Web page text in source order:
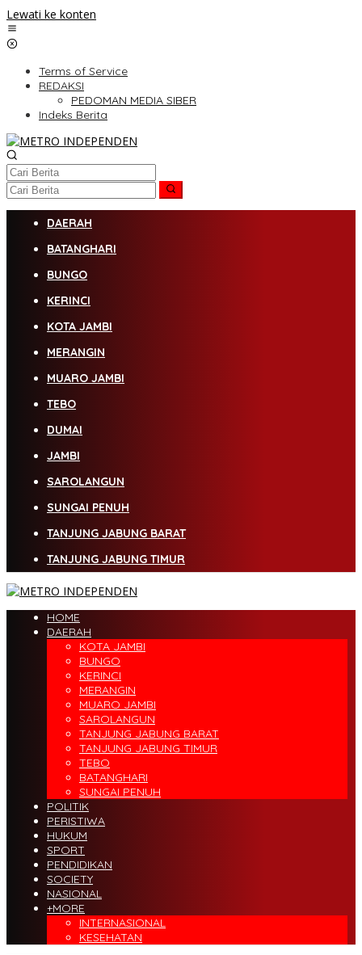
Lewati ke konten
Terms of Service
REDAKSI
PEDOMAN MEDIA SIBER
Indeks Berita
DAERAH
BATANGHARI
BUNGO
KERINCI
KOTA JAMBI
MERANGIN
MUARO JAMBI
TEBO
DUMAI
JAMBI
SAROLANGUN
SUNGAI PENUH
TANJUNG JABUNG BARAT
TANJUNG JABUNG TIMUR
HOME
DAERAH
KOTA JAMBI
BUNGO
KERINCI
MERANGIN
MUARO JAMBI
SAROLANGUN
TANJUNG JABUNG BARAT
TANJUNG JABUNG TIMUR
TEBO
BATANGHARI
SUNGAI PENUH
POLITIK
PERISTIWA
HUKUM
SPORT
PENDIDIKAN
SOCIETY
NASIONAL
+MORE
INTERNASIONAL
KESEHATAN